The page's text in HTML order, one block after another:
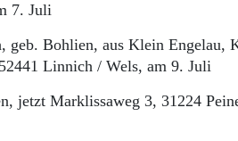
7. Juli
geb. Bohlien, aus Klein Engelau,
Linnich / Wels, am 9. Juli
jetzt Marklissaweg 3, 31224